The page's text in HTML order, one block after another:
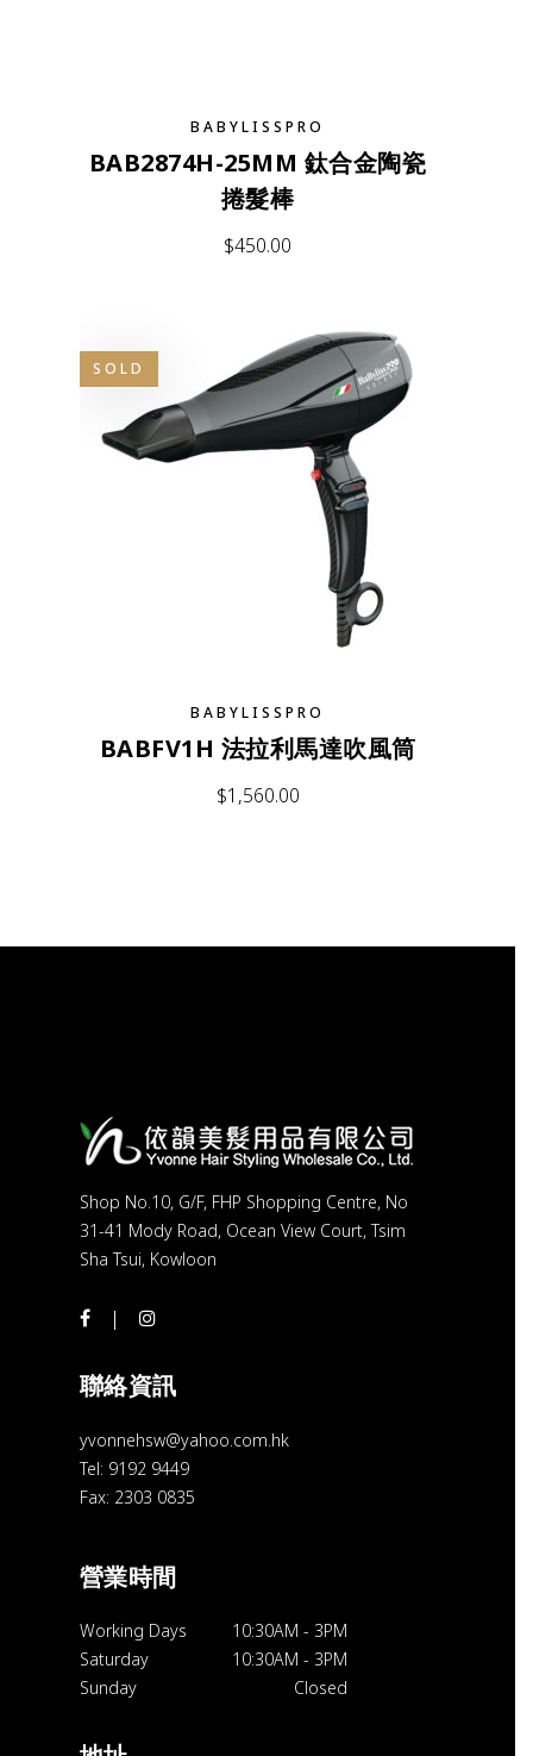
BABYLISSPRO
BAB2874H-25MM 鈦合金陶瓷
捲髮棒
$450.00
SOLD
BABYLISSPRO
BABFV1H 法拉利馬達吹風筒
$1,560.00
Shop No.10, G/F, FHP Shopping Centre, No
31-41 Mody Road, Ocean View Court, Tsim
Sha Tsui, Kowloon
聯絡資訊
yvonnehsw@yahoo.com.hk
Tel: 9192 9449
Fax: 2303 0835
營業時間
Working Days 10:30AM - 3PM
Saturday
10:30AM - 3PM
Sunday
Closed